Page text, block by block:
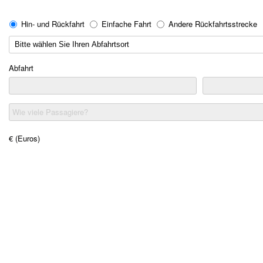
Hin- und Rückfahrt Einfache Fahrt Andere Rückfahrtsstrecke
Abfahrt
Wie viele Passagiere?
€ (Euros)